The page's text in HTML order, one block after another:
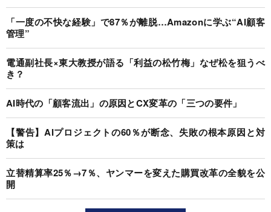
「一度の不快な経験」で87％が離脱…Amazonに学ぶ“AI顧客
管理”
電通副社長×東大教授が語る「利益の松竹梅」なぜ松を狙うべ
き？
AI時代の「顧客流出」の原因とCX変革の「三つの要件」
【警告】AIプロジェクトの60％が断念、失敗の根本原因と対
策は
立替精算率25％→7％、ヤンマーを変えた購買改革の全貌を公
開